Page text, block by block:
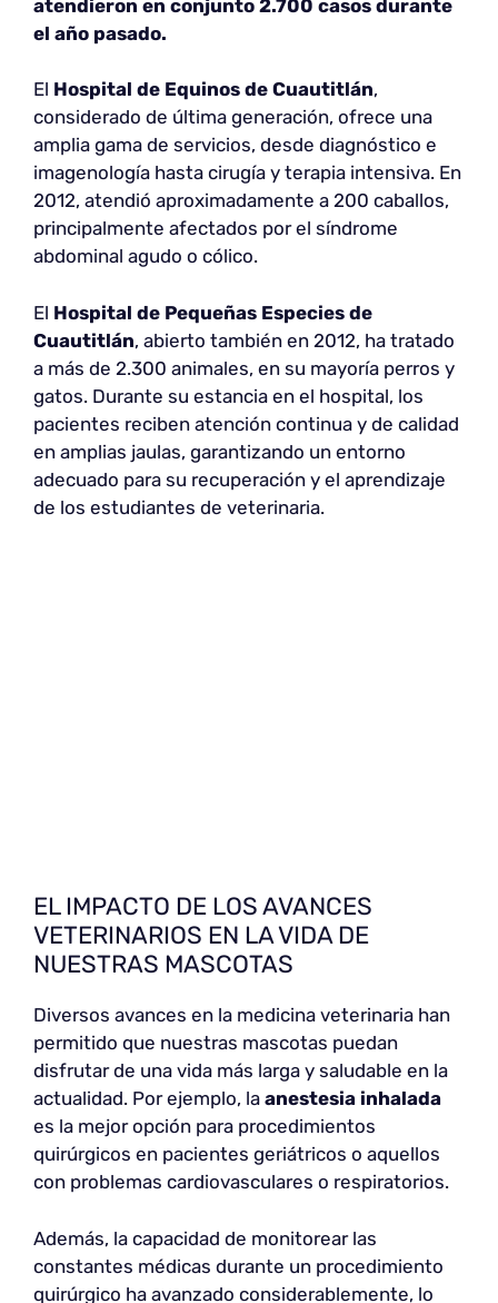
atendieron en conjunto 2.700 casos durante
el año pasado.
El Hospital de Equinos de Cuautitlán,
considerado de última generación, ofrece una
amplia gama de servicios, desde diagnóstico e
imagenología hasta cirugía y terapia intensiva. En
2012, atendió aproximadamente a 200 caballos,
principalmente afectados por el síndrome
abdominal agudo o cólico.
El Hospital de Pequeñas Especies de
Cuautitlán, abierto también en 2012, ha tratado
a más de 2.300 animales, en su mayoría perros y
gatos. Durante su estancia en el hospital, los
pacientes reciben atención continua y de calidad
en amplias jaulas, garantizando un entorno
adecuado para su recuperación y el aprendizaje
de los estudiantes de veterinaria.
EL IMPACTO DE LOS AVANCES
VETERINARIOS EN LA VIDA DE
NUESTRAS MASCOTAS
Diversos avances en la medicina veterinaria han
permitido que nuestras mascotas puedan
disfrutar de una vida más larga y saludable en la
actualidad. Por ejemplo, la anestesia inhalada
es la mejor opción para procedimientos
quirúrgicos en pacientes geriátricos o aquellos
con problemas cardiovasculares o respiratorios.
Además, la capacidad de monitorear las
constantes médicas durante un procedimiento
quirúrgico ha avanzado considerablemente, lo